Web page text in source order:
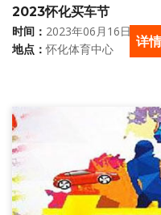
2023怀化买车节
时间： 2023年06月16日 - 06月
18日
地点：怀化体育中心 详情